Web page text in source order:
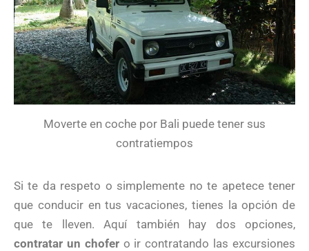
Moverte en coche por Bali puede tener sus
contratiempos
Si te da respeto o simplemente no te apetece tener
que conducir en tus vacaciones, tienes la opción de
que te lleven. Aquí también hay dos opciones,
contratar un chofero ir contratando las excursiones